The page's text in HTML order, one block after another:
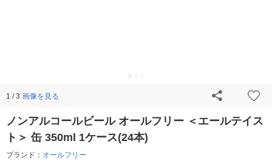
1 / 3 画像を見る
ノンアルコールビール オールフリー ＜エールテイス
ト＞ 缶 350ml 1ケース(24本)
ブランド： オールフリー